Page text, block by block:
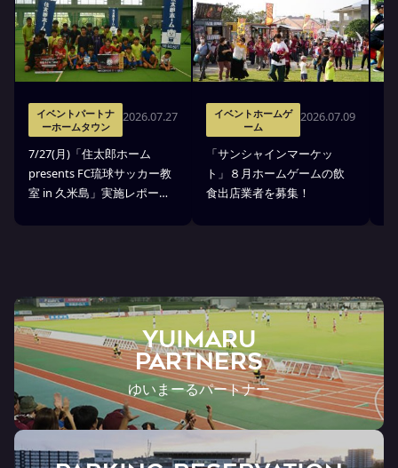
イベントパートナ
ーホームタウン
2026.07.27
7/27(月)「住太郎ホーム
presents FC琉球サッカー教
室 in 久米島」実施レポー
イベントホームゲ
ーム
2026.07.09
「サンシャインマーケッ
ト」８月ホームゲームの飲
食出店業者を募集！
YUIMARU
Partners
ゆいまーるパートナー